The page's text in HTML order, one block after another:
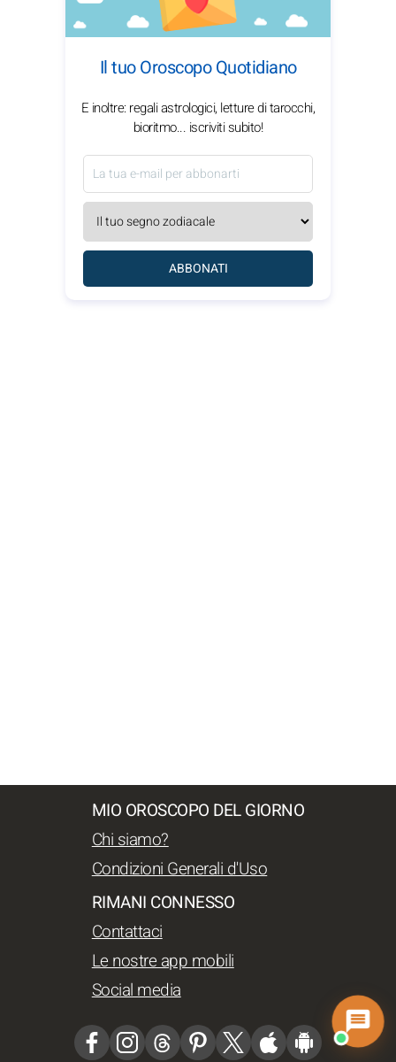
Il tuo Oroscopo Quotidiano
E inoltre: regali astrologici, letture di tarocchi,
bioritmo... iscriviti subito!
ABBONATI
MIO OROSCOPO DEL GIORNO
Chi siamo?
Condizioni Generali d'Uso
RIMANI CONNESSO
Contattaci
Le nostre app mobili
Social media